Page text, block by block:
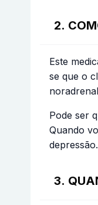
2.
Este
se que o
Pode ser
Quando
depressão.
3.